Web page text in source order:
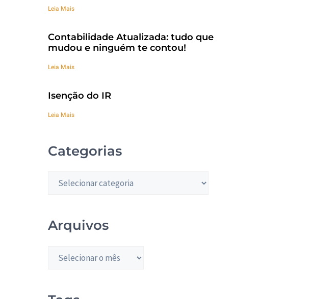
Leia Mais
Contabilidade Atualizada: tudo que
mudou e ninguém te contou!
Leia Mais
Isenção do IR
Leia Mais
Categorias
Arquivos